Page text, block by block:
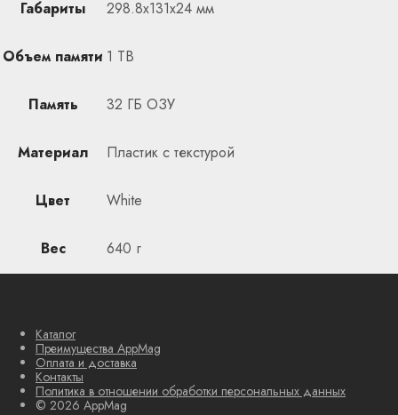
Габариты 298.8x131x24 мм
Объем памяти 1 TB
Память 32 ГБ ОЗУ
Материал Пластик с текстурой
Цвет White
Вес 640 г
Каталог
Преимущества AppMag
Оплата и доставка
Контакты
Политика в отношении обработки персональных данных
© 2026 AppMag